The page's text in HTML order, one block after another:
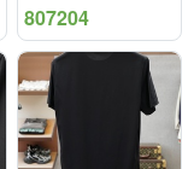
807204